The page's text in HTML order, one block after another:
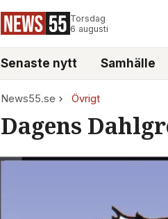
Torsdag
6 augusti
Senaste nytt Samhälle
News55.se Övrigt
Dagens